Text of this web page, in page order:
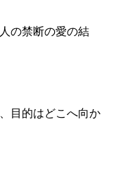
の禁断の愛の結
目的はどこへ向か